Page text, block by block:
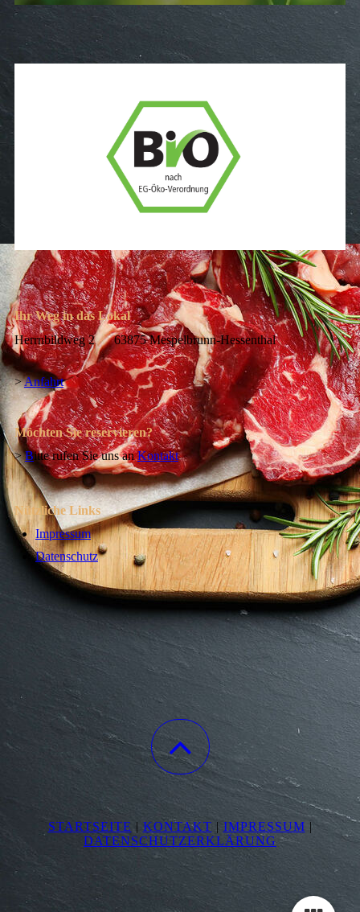
Ihr Weg in das Lokal
Herrnbildweg 2 63875 Mespelbrunn-Hessenthal
>Anfahrt
Möchten Sie reservieren?
>Bitte rufen Sie uns anKontakt
Nützliche Links
Impressum
Datenschutz
STARTSEITE | KONTAKT | IMPRESSUM |
DATENSCHUTZERKLÄRUNG